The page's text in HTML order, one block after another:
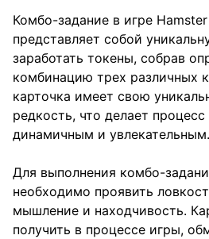
Комбо-задание в игре
представляет собой
заработать токены, собрав
комбинацию трех различных
карточка имеет свою
редкость, что делает
динамичным и увлекательным.
Для выполнения комбо-
необходимо проявить
мышление и находчивость.
получить в процессе игры,